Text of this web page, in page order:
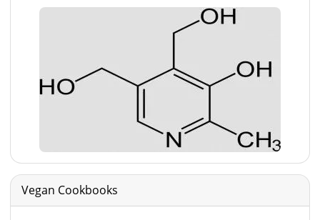
Vegan Cookbooks